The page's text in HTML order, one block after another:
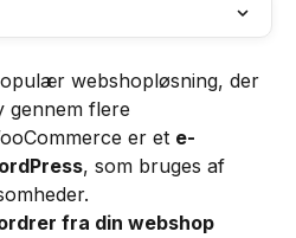
webshopløsning, der
gennem flere
er et e-
, som bruges af
fra din webshop